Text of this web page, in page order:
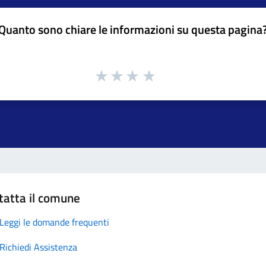
sono chiare le informazioni su questa
il comune
Leggi le domande frequenti
Richiedi Assistenza